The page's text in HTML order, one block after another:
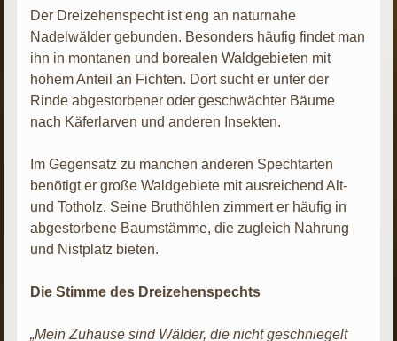
Der Dreizehenspecht ist eng an naturnahe
Nadelwälder gebunden. Besonders häufig findet man
ihn in montanen und borealen Waldgebieten mit
hohem Anteil an Fichten. Dort sucht er unter der
Rinde abgestorbener oder geschwächter Bäume
nach Käferlarven und anderen Insekten.
Im Gegensatz zu manchen anderen Spechtarten
benötigt er große Waldgebiete mit ausreichend Alt-
und Totholz. Seine Bruthöhlen zimmert er häufig in
abgestorbene Baumstämme, die zugleich Nahrung
und Nistplatz bieten.
Die Stimme des Dreizehenspechts
„Mein Zuhause sind Wälder, die nicht geschniegelt